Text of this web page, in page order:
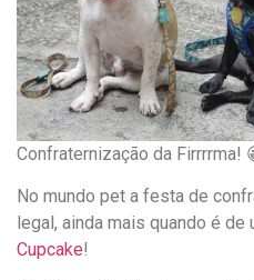
Confraternização da Firrrrma!
No mundo pet a festa de
legal, ainda mais quando é
Cupcake!